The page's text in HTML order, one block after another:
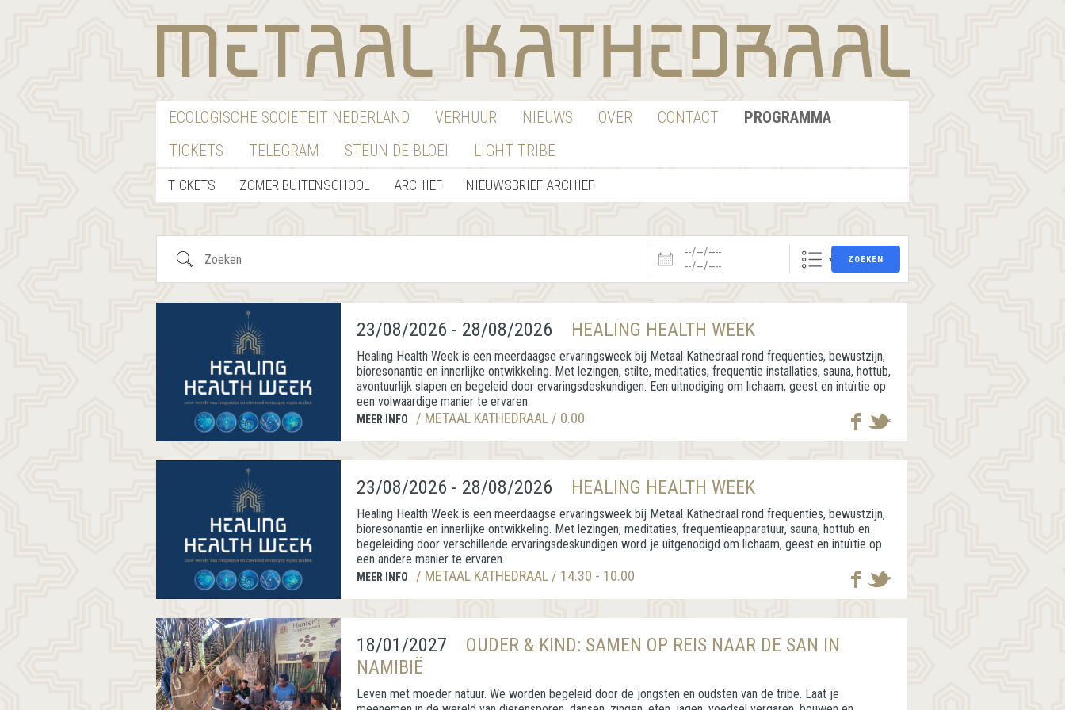
ECOLOGISCHE SOCIËTEIT NEDERLAND VERHUUR NIEUWS OVER CONTACT
PROGRAMMA
TICKETS
TELEGRAM STEUN DE BLOEI LIGHT TRIBE
TICKETS ZOMER BUITENSCHOOL ARCHIEF NIEUWSBRIEF ARCHIEF
Zoeken Datums ZOEKEN
23/08/2026 - 28/08/2026 HEALING HEALTH WEEK
Healing Health Week is een meerdaagse ervaringsweek bij Metaal Kathedraal rond frequenties, bewustzijn,
bioresonantie en innerlijke ontwikkeling. Met lezingen, stilte, meditaties, frequentie installaties, sauna, hottub,
avontuurlijk slapen en begeleid door ervaringsdeskundigen. Een uitnodiging om lichaam, geest en intuïtie op
een volwaardige manier te ervaren.
MEER INFO / METAAL KATHEDRAAL / 0.00
23/08/2026 - 28/08/2026 HEALING HEALTH WEEK
Healing Health Week is een meerdaagse ervaringsweek bij Metaal Kathedraal rond frequenties, bewustzijn,
bioresonantie en innerlijke ontwikkeling. Met lezingen, meditaties, frequentieapparatuur, sauna, hottub en
begeleiding door verschillende ervaringsdeskundigen word je uitgenodigd om lichaam, geest en intuïtie op
een andere manier te ervaren.
MEER INFO / METAAL KATHEDRAAL / 14.30 - 10.00
18/01/2027
OUDER & KIND: SAMEN OP REIS NAAR DE SAN IN
NAMIBIË
Leven met moeder natuur. We worden begeleid door de jongsten en oudsten van de tribe. Laat je